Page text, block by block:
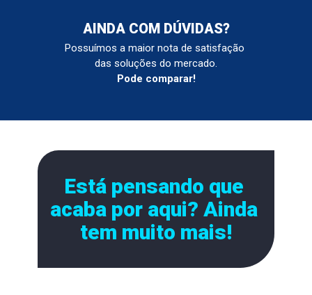
AINDA COM DÚVIDAS?
Possuímos a maior nota de satisfação
das soluções do mercado.
Pode comparar!
Está pensando que
acaba por aqui? Ainda
tem muito mais!